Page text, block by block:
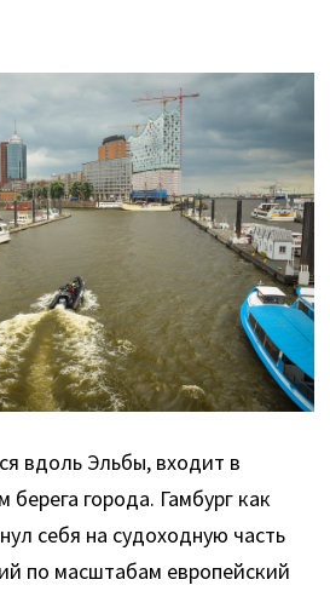
вдоль Эльбы, входит в
берега города. Гамбург как
себя на судоходную часть
по масштабам европейский